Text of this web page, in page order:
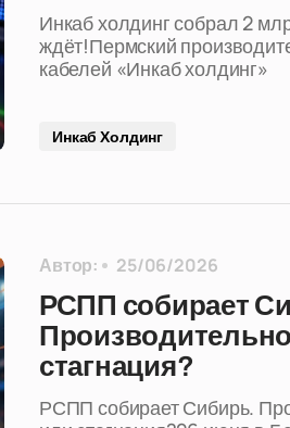
Инкаб холдинг собрал 2
ждёт!Пермский
кабелей «Инкаб холдинг»
Инкаб Холдинг
Автор: 25/06/2026
РСПП собирает
стагнация?
РСПП собирает Сибирь.